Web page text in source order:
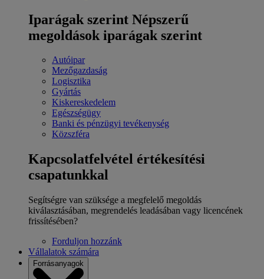
Iparágak szerint Népszerű
megoldások iparágak szerint
Autóipar
Mezőgazdaság
Logisztika
Gyártás
Kiskereskedelem
Egészségügy
Banki és pénzügyi tevékenység
Közszféra
Kapcsolatfelvétel értékesítési
csapatunkkal
Segítségre van szüksége a megfelelő megoldás
kiválasztásában, megrendelés leadásában vagy licencének
frissítésében?
Forduljon hozzánk
Vállalatok számára
Forrásanyagok